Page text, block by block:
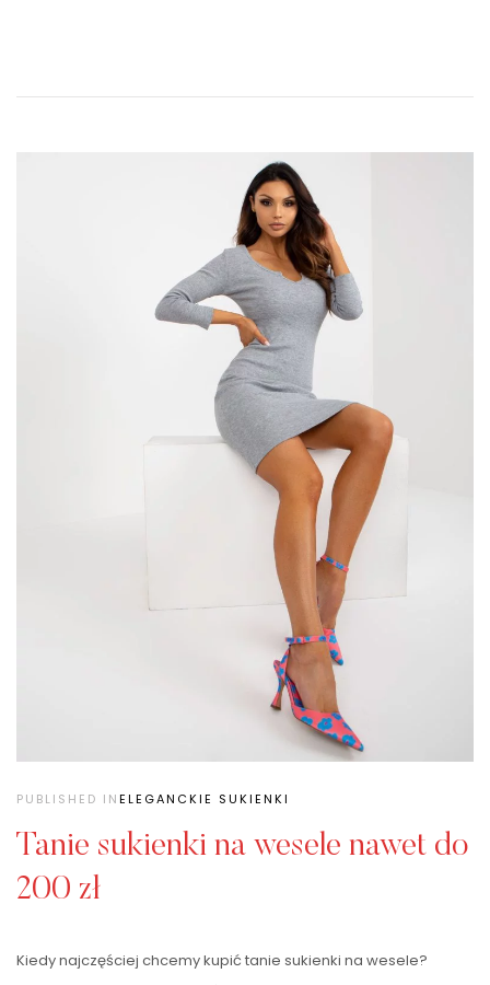
PUBLISHED INELEGANCKIE SUKIENKI
Tanie sukienki na wesele nawet do
200 zł
Kiedy najczęściej chcemy kupić tanie sukienki na wesele?